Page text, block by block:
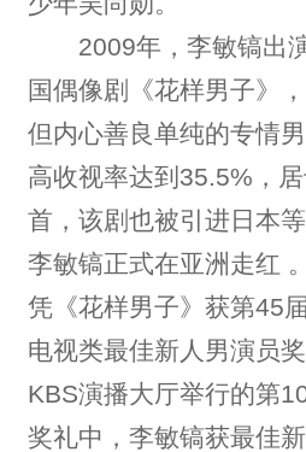
2009年，李敏镐出演
国偶像剧《花样男子》
但内心善良单纯的专情
高收视率达到35.5%，
首，该剧也被引进日本
李敏镐正式在亚洲走红
凭《花样男子》获第45
电视类最佳新人男演员
KBS演播大厅举行的第
奖礼中，李敏镐获最佳新